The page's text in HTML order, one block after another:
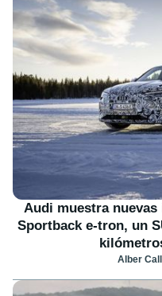
Audi muestra
Sportback e-tron, un
Alber